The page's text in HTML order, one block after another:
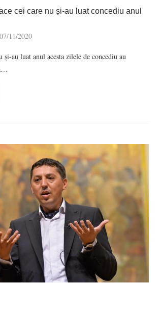
cei care nu și-au luat concediu anul
07/11/2020
și-au luat anul acesta zilele de concediu au